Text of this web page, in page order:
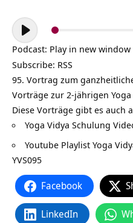
Audio-
Player
Podcast: Play in new window
Subscribe: RSS
95. Vortrag zum
Vorträge zur 2-jährigen Yoga
Diese Vorträge gibt es auch
Yoga Vidya Schulung
Youtube Playlist Yoga
YVS095
Facebook
LinkedIn